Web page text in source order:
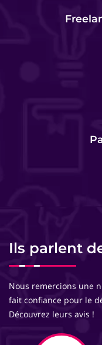
Ils parlent
Nous remercions une
fait confiance pour le
Découvrez leurs avis !